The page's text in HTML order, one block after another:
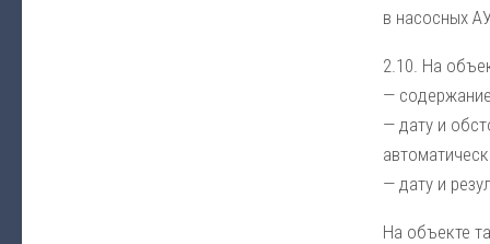
в на­сос­ных
2.10. На
—
— да­ту и
— да­ту и
На объ­ек­те